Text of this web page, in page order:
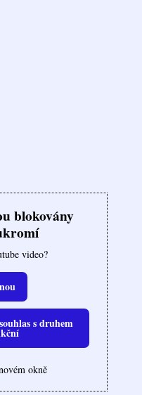
blokovány
video?
s druhem
okně